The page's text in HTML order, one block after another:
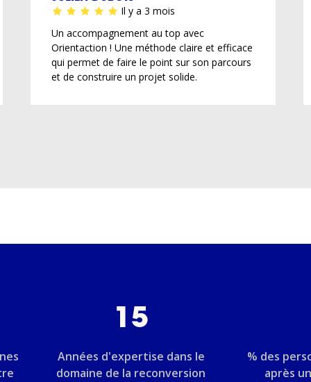
Il y a 3 mois
Un accompagnement au top avec
Orientaction ! Une méthode claire et efficace
qui permet de faire le point sur son parcours
et de construire un projet solide.
15
Années d'expertise dans le
domaine de la reconversion
% des
après